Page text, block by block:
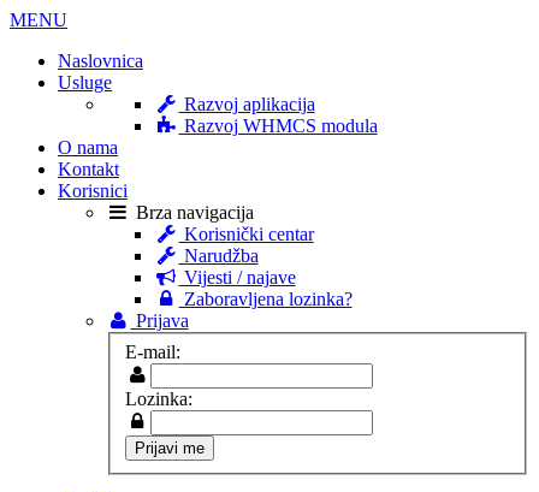
MENU
Naslovnica
Usluge
Razvoj aplikacija
Razvoj WHMCS modula
O nama
Kontakt
Korisnici
Brza navigacija
Korisnički centar
Narudžba
Vijesti / najave
Zaboravljena lozinka?
Prijava
E-mail:
Lozinka: